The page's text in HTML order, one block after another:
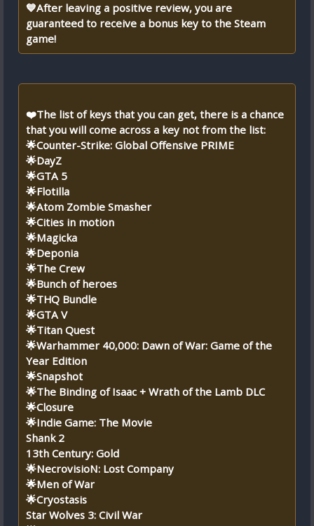
💙After leaving a positive review, you are
guaranteed to receive a bonus key to the Steam
game!
❤️The list of keys that you can get, there is a chance
that you will come across a key not from the list:
🌟Counter-Strike: Global Offensive PRIME
🌟DayZ
🌟GTA 5
🌟Flotilla
🌟Atom Zombie Smasher
🌟Cities in motion
🌟Magicka
🌟Deponia
🌟The Crew
🌟Bunch of heroes
🌟THQ Bundle
🌟GTA V
🌟Titan Quest
🌟Warhammer 40,000: Dawn of War: Game of the
Year Edition
🌟Snapshot
🌟The Binding of Isaac + Wrath of the Lamb DLC
🌟Closure
🌟Indie Game: The Movie
Shank 2
13th Century: Gold
🌟NecrovisioN: Lost Company
🌟Men of War
🌟Cryostasis
Star Wolves 3: Civil War